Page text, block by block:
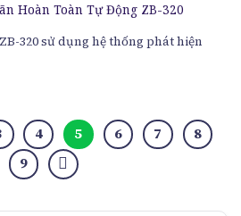
Hoàn Toàn Tự Động ZB-320
320 sử dụng hệ thống phát hiện
4 5 6 7
8
9